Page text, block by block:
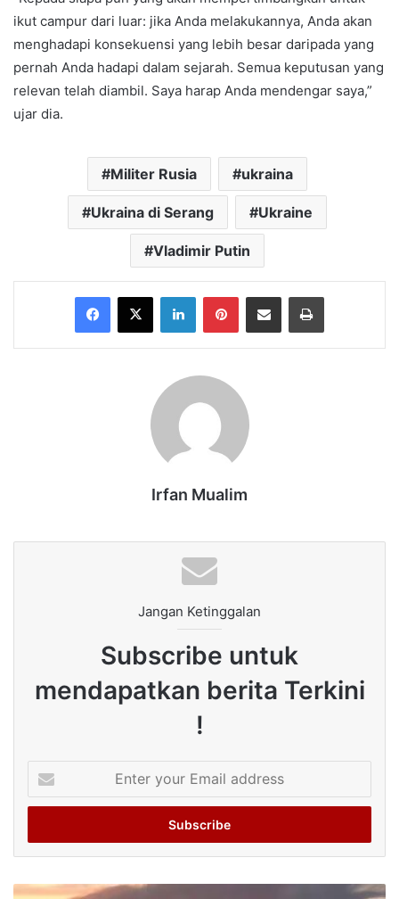
ikut campur dari luar: jika Anda melakukannya, Anda akan
menghadapi konsekuensi yang lebih besar daripada yang
pernah Anda hadapi dalam sejarah. Semua keputusan yang
relevan telah diambil. Saya harap Anda mendengar saya,”
ujar dia.
Militer Rusia ukraina
Ukraina di Serang Ukraine
Vladimir Putin
Facebook
X LinkedInPinterestShare via Email Print
Irfan Mualim
Jangan Ketinggalan
Subscribe untuk
mendapatkan berita Terkini
!
your
Email